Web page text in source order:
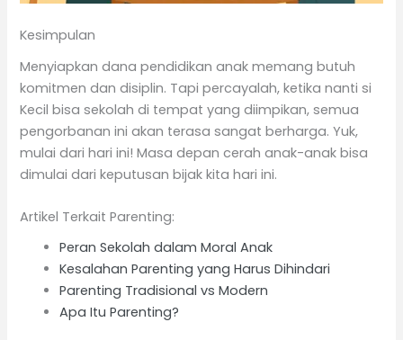
Kesimpulan
Menyiapkan dana pendidikan anak memang butuh
komitmen dan disiplin. Tapi percayalah, ketika nanti si
Kecil bisa sekolah di tempat yang diimpikan, semua
pengorbanan ini akan terasa sangat berharga. Yuk,
mulai dari hari ini! Masa depan cerah anak-anak bisa
dimulai dari keputusan bijak kita hari ini.
Artikel Terkait Parenting:
Peran Sekolah dalam Moral Anak
Kesalahan Parenting yang Harus Dihindari
Parenting Tradisional vs Modern
Apa Itu Parenting?